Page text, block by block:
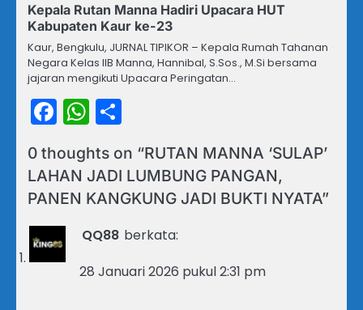
Kepala Rutan Manna Hadiri Upacara HUT
Kabupaten Kaur ke-23
Kaur, Bengkulu, JURNAL TIPIKOR – Kepala Rumah Tahanan
Negara Kelas IIB Manna, Hannibal, S.Sos., M.Si bersama
jajaran mengikuti Upacara Peringatan…
Facebook
WhatsApp
0 thoughts on “RUTAN MANNA ‘SULAP’
LAHAN JADI LUMBUNG PANGAN,
PANEN KANGKUNG JADI BUKTI NYATA”
QQ88 berkata:
28 Januari 2026 pukul 2:31 pm